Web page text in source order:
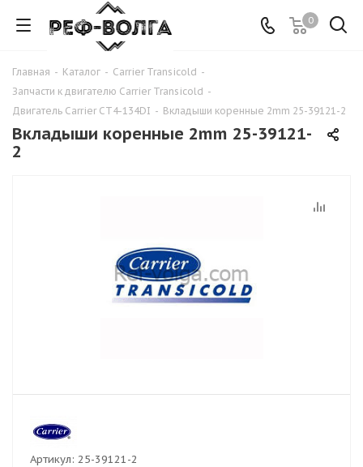
0
Главная - Каталог - Carrier Transicold -
Запчасти к двигателю Carrier Transicold -
Двигатель Carrier CT4-134DI - Вкладыши коренные 2mm 25-39121-2
Вкладыши коренные 2mm 25-39121-
2
Артикул: 25-39121-2